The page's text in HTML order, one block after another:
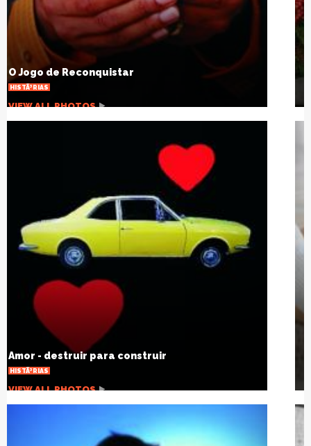
Natal SolidÃ¡rio: escola arrecadarÃ¡
brinquedos para crianÃ§as carentes
OUTRAS NOTÃ­CIAS
VIEW ALL PHOTOS
Joelho estalando, por que isso acontece?
SAÃºDE
VIEW ALL PHOTOS